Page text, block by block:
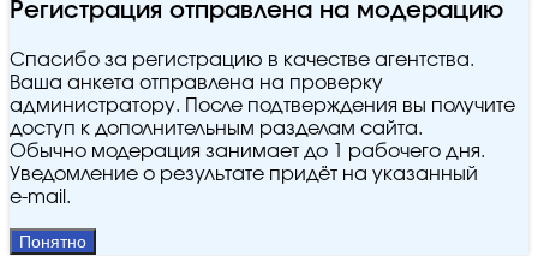
Регистрация отправлена на модерацию
Спасибо за регистрацию в качестве агентства.
Ваша анкета отправлена на проверку
администратору. После подтверждения вы получите
доступ к дополнительным разделам сайта.
Обычно модерация занимает до 1 рабочего дня.
Уведомление о результате придёт на указанный
e‑mail.
Понятно